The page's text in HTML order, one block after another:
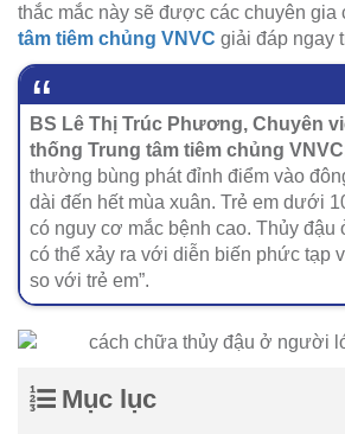
thắc mắc này sẽ được các chuyên gia
tâm tiêm chủng VNVC giải đáp ngay
BS Lê Thị Trúc Phương, Chuyên
thống Trung tâm tiêm chủng
thường bùng phát đỉnh điểm vào
dài đến hết mùa xuân. Trẻ em dưới
có nguy cơ mắc bệnh cao. Thủy
có thể xảy ra với diễn biến phức tạp
so với trẻ em”.
Mục lục